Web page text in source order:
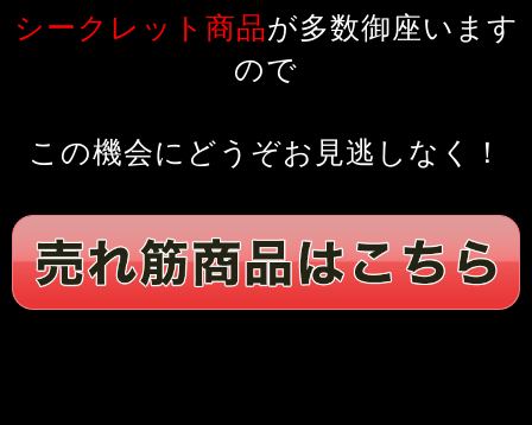
シークレット商品が多数御座います
ので
この機会にどうぞお見逃しなく！